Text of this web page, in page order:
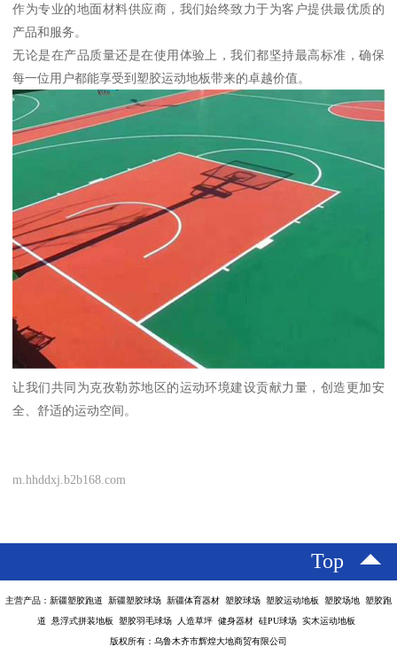
作为专业的地面材料供应商，我们始终致力于为客户提供最优质的
产品和服务。
无论是在产品质量还是在使用体验上，我们都坚持最高标准，确保
每一位用户都能享受到塑胶运动地板带来的卓越价值。
让我们共同为克孜勒苏地区的运动环境建设贡献力量，创造更加安
全、舒适的运动空间。
m.hhddxj.b2b168.com
Top
主营产品：新疆塑胶跑道 新疆塑胶球场 新疆体育器材 塑胶球场 塑胶运动地板 塑胶场地 塑胶跑
道 悬浮式拼装地板 塑胶羽毛球场 人造草坪 健身器材 硅PU球场 实木运动地板
版权所有：乌鲁木齐市辉煌大地商贸有限公司